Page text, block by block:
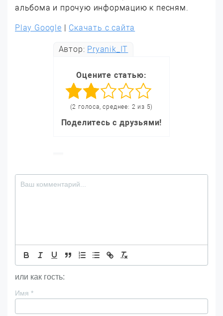
альбома и прочую информацию к песням.
Play Google | Скачать с сайта
Автор: Pryanik_IT
Оцените статью:
(2 голоса, среднее: 2 из 5)
Поделитесь с друзьями!
или как гость:
Имя *